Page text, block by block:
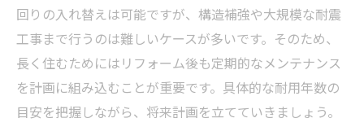
回りの入れ替えは可能ですが、構造補強や大規模な耐震
工事まで行うのは難しいケースが多いです。そのため、
長く住むためにはリフォーム後も定期的なメンテナンス
を計画に組み込むことが重要です。具体的な耐用年数の
目安を把握しながら、将来計画を立てていきましょう。